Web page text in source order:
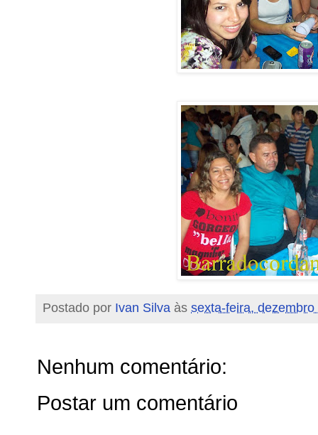
Postado por Ivan Silva às sexta-feira, dezembro
Nenhum comentário:
Postar um comentário